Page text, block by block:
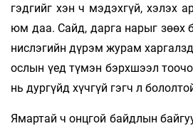
гэдгийг хэн ч мэдэхгүй, хэлэх
юм даа. Сайд, дарга нарыг зөөх
нислэгийн дүрэм журам
ослын үед түмэн бэрхшээл
нь дургүйд хүчгүй гэгч л
Ямартай ч онцгой байдлын